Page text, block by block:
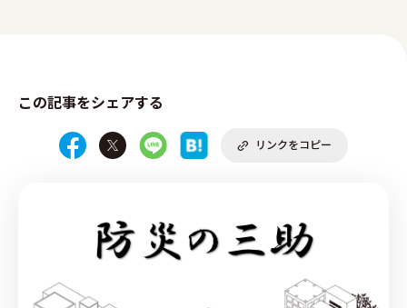
PRODUCE by ︎BG SERVICE
この記事をシェアする
リンクをコピー